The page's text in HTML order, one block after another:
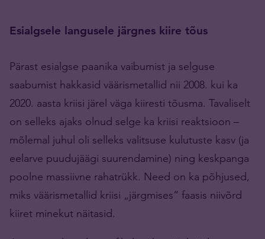
Esialgsele langusele järgnes kiire tõus
Pärast esialgse paanika vaibumist ja selguse
saabumist hakkasid väärismetallid nii 2008. kui ka
2020. aasta kriisi järel väga kiiresti tõusma. Tavaliselt
on selleks ajaks olnud selge ka kriisi reaktsioon –
mõlemal juhul oli selleks valitsuse kulutuste kasv (ja
eelarve puudujäägi suurendamine) ning keskpanga
poolne massiivne rahatrükk. Need on ka põhjused,
miks väärismetallid kriisi „järgmises“ faasis niivõrd
kiiret minekut näitasid.